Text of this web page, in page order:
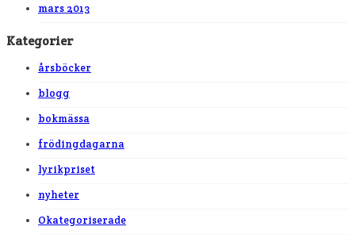
mars 2013
Kategorier
årsböcker
blogg
bokmässa
frödingdagarna
lyrikpriset
nyheter
Okategoriserade